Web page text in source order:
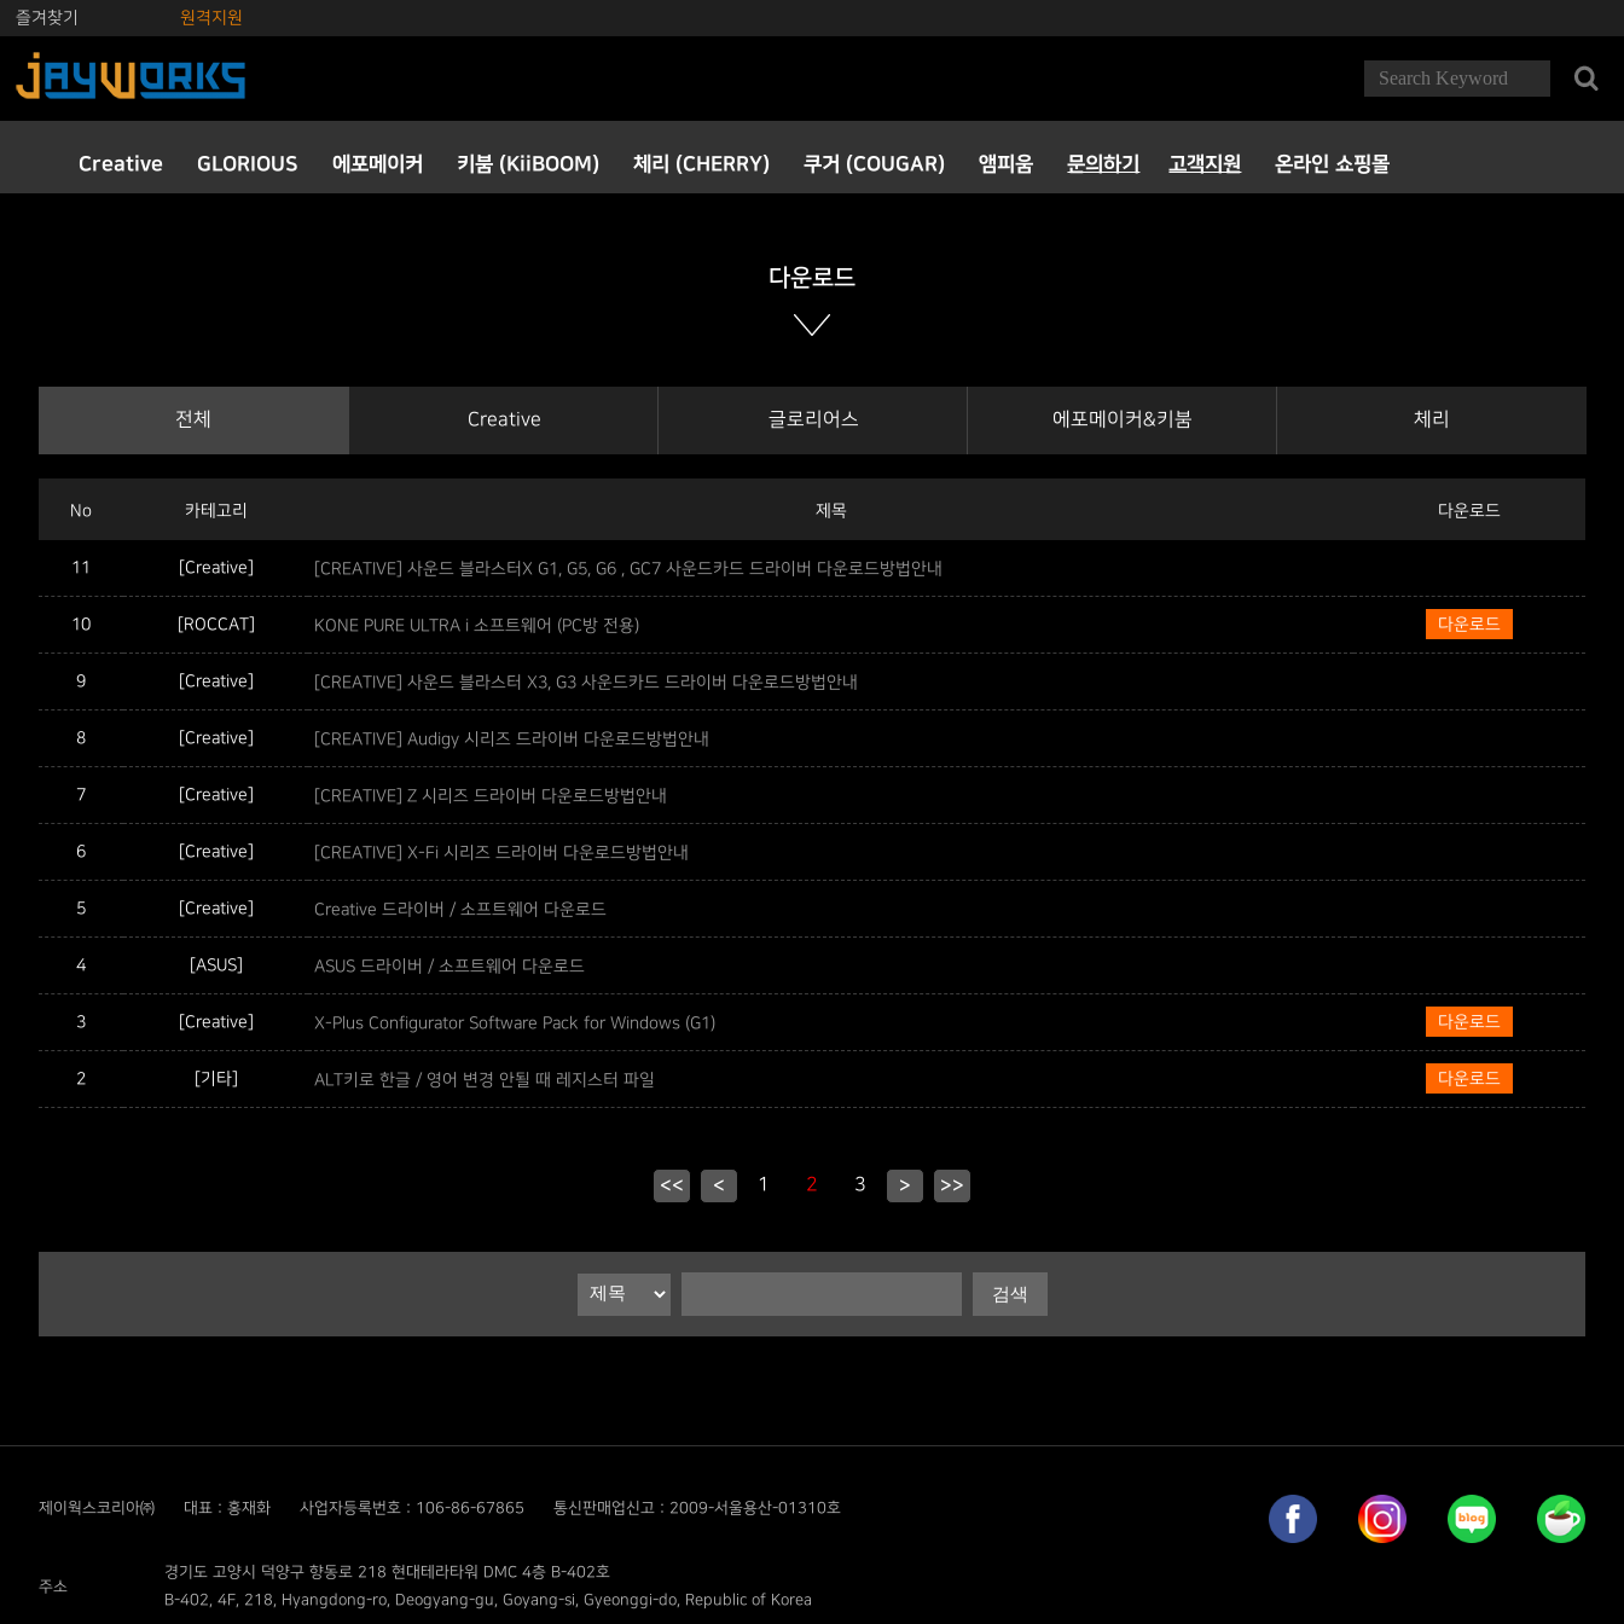
즐겨찾기 원격지원
Creative GLORIOUS 에포메이커 키붐 (KiiBOOM) 체리 (CHERRY) 쿠거 (COUGAR) 앰피움 문의하기 고객지원 온라인 쇼핑몰
다운로드
전체 Creative 글로리어스 에포메이커&키붐 체리
No 카테고리 제목 다운로드
11 [Creative] [CREATIVE] 사운드 블라스터X G1, G5, G6 , GC7 사운드카드 드라이버 다운로드방법안내
10 [ROCCAT] KONE PURE ULTRA i 소프트웨어 (PC방 전용) 다운로드
9 [Creative] [CREATIVE] 사운드 블라스터 X3, G3 사운드카드 드라이버 다운로드방법안내
8 [Creative] [CREATIVE] Audigy 시리즈 드라이버 다운로드방법안내
7 [Creative] [CREATIVE] Z 시리즈 드라이버 다운로드방법안내
6 [Creative] [CREATIVE] X-Fi 시리즈 드라이버 다운로드방법안내
5 [Creative] Creative 드라이버 / 소프트웨어 다운로드
4 [ASUS] ASUS 드라이버 / 소프트웨어 다운로드
3 [Creative] X-Plus Configurator Software Pack for Windows (G1) 다운로드
2 [기타] ALT키로 한글 / 영어 변경 안될 때 레지스터 파일 다운로드
<< < 1 2 3 > >>
제이웍스코리아㈜ 대표 : 홍재화 사업자등록번호 : 106-86-67865 통신판매업신고 : 2009-서울용산-01310호
주소
경기도 고양시 덕양구 향동로 218 현대테라타워 DMC 4층 B-402호
B-402, 4F, 218, Hyangdong-ro, Deogyang-gu, Goyang-si, Gyeonggi-do, Republic of Korea